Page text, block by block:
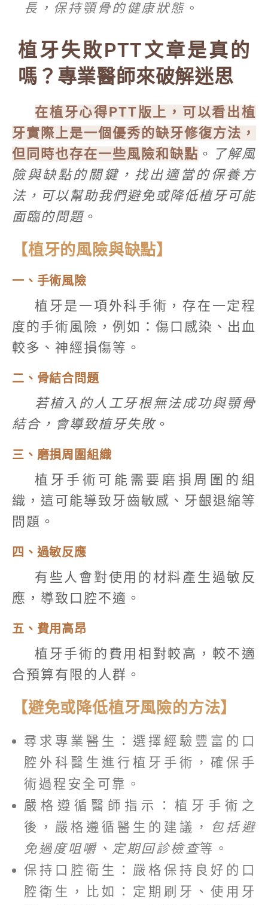
長，保持顎骨的健康狀態 。
植牙失敗PTT文章是真的
嗎？專業醫師來破解迷思
在植牙心得PTT版上，可以看出植
牙實際上是一個優秀的缺牙修復方法，
但同時也存在一些風險和缺點 。 了解風
險與缺點的關鍵，找出適當的保養方
法，可以幫助我們避免或降低植牙可能
面臨的問題 。
【植牙的風險與缺點】
一、手術風險
植牙是一項外科手術，存在一定程
度的手術風險，例如：傷口感染、出血
較多、神經損傷等。
二、骨結合問題
若植入的人工牙根無法成功與顎骨
結合，會導致植牙失敗。
三、磨損周圍組織
植牙手術可能需要磨損周圍的組
織，這可能導致牙齒敏感、牙齦退縮等
問題。
四、過敏反應
有些人會對使用的材料產生過敏反
應，導致口腔不適。
五、費用高昂
植牙手術的費用相對較高，較不適
合預算有限的人群。
【避免或降低植牙風險的方法】
尋求專業醫生：選擇經驗豐富的口
腔外科醫生進行植牙手術，確保手
術過程安全可靠。
嚴格遵循醫師指示：植牙手術之
後，嚴格遵循醫生的建議，
包括避
免過度咀嚼、定期回診檢查等。
保持口腔衛生：嚴格保持良好的口
腔衛生，比如：定期刷牙、使用牙